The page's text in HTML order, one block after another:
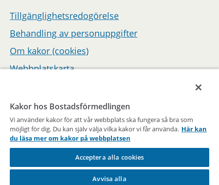
Tillgänglighetsredogörelse
Behandling av personuppgifter
Om kakor (cookies)
Webbplatskarta
En del av Stockholms stad
Kakor hos Bostadsförmedlingen
Vi använder kakor för att vår webbplats ska fungera så bra som
möjligt för dig. Du kan själv välja vilka kakor vi får använda. Här kan
du läsa mer om kakor på webbplatsen
Acceptera alla cookies
Avvisa alla